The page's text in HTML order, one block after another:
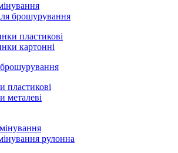
брошурування
пластикові
картонні
пластикові
металеві
рулонна